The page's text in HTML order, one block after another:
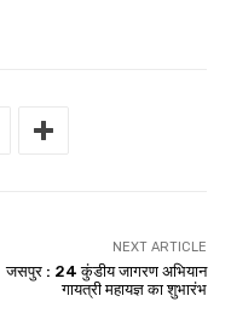
NEXT ARTICLE
जसपुर : 24 कुंडीय जागरण अभियान
गायत्री महायज्ञ का शुभारंभ